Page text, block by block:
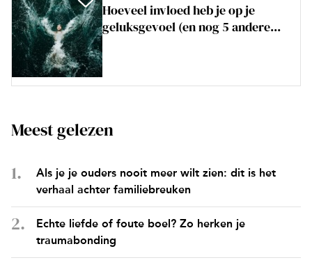
Hoeveel invloed heb je op je
geluksgevoel (en nog 5 andere...
Meest gelezen
Als je je ouders nooit meer wilt zien: dit is het
verhaal achter familiebreuken
Echte liefde of foute boel? Zo herken je
traumabonding